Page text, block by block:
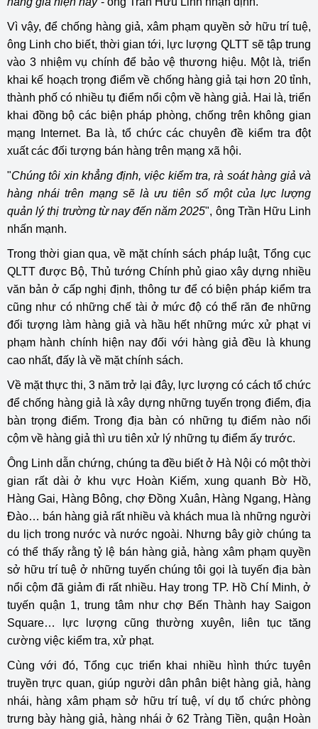
Vì vậy, để chống hàng giả, xâm phạm quyền sở hữu trí tuệ,
ông Linh cho biết, thời gian tới, lực lượng QLTT sẽ tập trung
vào 3 nhiệm vụ chính để bảo vệ thương hiệu. Một là, triển
khai kế hoạch trọng điểm về chống hàng giả tại hơn 20 tỉnh,
thành phố có nhiều tụ điểm nổi cộm về hàng giả. Hai là, triển
khai đồng bộ các biện pháp phòng, chống trên không gian
mạng Internet. Ba là, tổ chức các chuyên đề kiểm tra đột
xuất các đối tượng bán hàng trên mạng xã hội.
"Chúng tôi xin khẳng định, việc kiểm tra, rà soát hàng giả và
hàng nhái trên mạng sẽ là ưu tiên số một của lực lượng
quản lý thị trường từ nay đến năm 2025", ông Trần Hữu Linh
nhấn mạnh.
Trong thời gian qua, về mặt chính sách pháp luật, Tổng cục
QLTT được Bộ, Thủ tướng Chính phủ giao xây dựng nhiều
văn bản ở cấp nghị định, thông tư để có biện pháp kiểm tra
cũng như có những chế tài ở mức độ có thể răn đe những
đối tượng làm hàng giả và hầu hết những mức xử phạt vi
phạm hành chính hiện nay đối với hàng giả đều là khung
cao nhất, đấy là về mặt chính sách.
Về mặt thực thi, 3 năm trở lại đây, lực lượng có cách tổ chức
để chống hàng giả là xây dựng những tuyến trọng điểm, địa
bàn trọng điểm. Trong địa bàn có những tụ điểm nào nổi
cộm về hàng giả thì ưu tiên xử lý những tụ điểm ấy trước.
Ông Linh dẫn chứng, chúng ta đều biết ở Hà Nội có một thời
gian rất dài ở khu vực Hoàn Kiếm, xung quanh Bờ Hồ,
Hàng Gai, Hàng Bông, chợ Đồng Xuân, Hàng Ngang, Hàng
Đào… bán hàng giả rất nhiều và khách mua là những người
du lịch trong nước và nước ngoài. Nhưng bây giờ chúng ta
có thể thấy rằng tỷ lệ bán hàng giả, hàng xâm phạm quyền
sở hữu trí tuệ ở những tuyến chúng tôi gọi là tuyến địa bàn
nổi cộm đã giảm đi rất nhiều. Hay trong TP. Hồ Chí Minh, ở
tuyến quận 1, trung tâm như chợ Bến Thành hay Saigon
Square… lực lượng cũng thường xuyên, liên tục tăng
cường việc kiểm tra, xử phạt.
Cùng với đó, Tổng cục triển khai nhiều hình thức tuyên
truyền trực quan, giúp người dân phân biệt hàng giả, hàng
nhái, hàng xâm phạm sở hữu trí tuệ, ví dụ tổ chức phòng
trưng bày hàng giả, hàng nhái ở 62 Tràng Tiền, quận Hoàn